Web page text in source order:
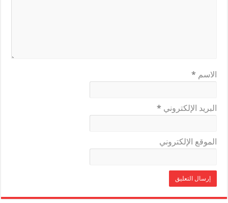
الاسم *
البريد الإلكتروني *
الموقع الإلكتروني